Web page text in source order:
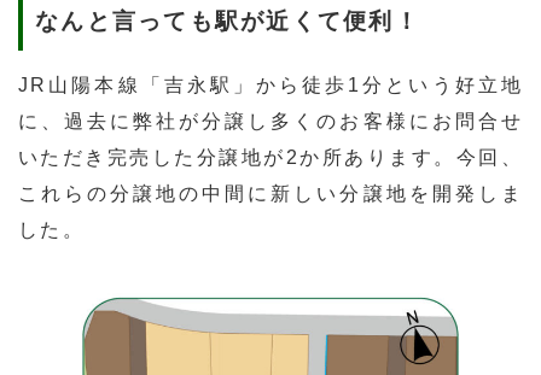
なんと言っても駅が近くて便利！
JR山陽本線「吉永駅」から徒歩1分という好立地
に、過去に弊社が分譲し多くのお客様にお問合せ
いただき完売した分譲地が2か所あります。今回、
これらの分譲地の中間に新しい分譲地を開発しま
した。